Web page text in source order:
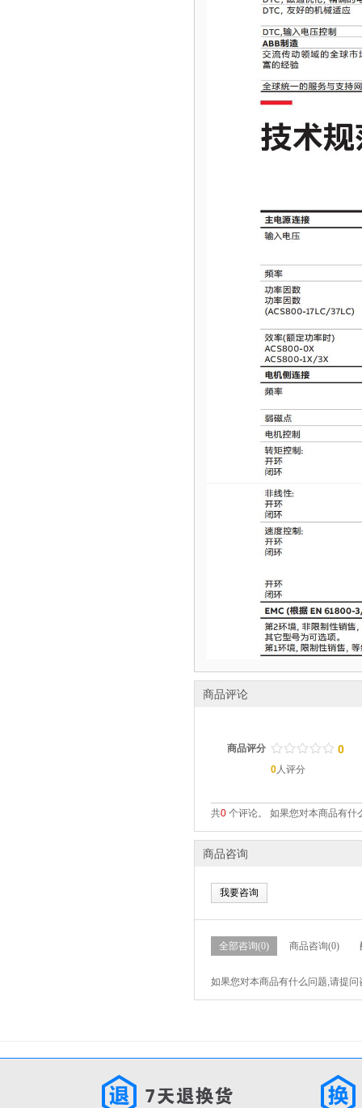
商品评论
商品评分 / / / / /
. . . . . 0
0 人评分
共0 个评论。 如果您对本商品有什
商品咨询
我要咨询
全部咨询(0) 商品咨询(0)
如果您对本商品有什么问题,请提问